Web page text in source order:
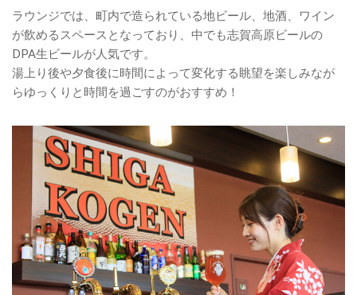
ラウンジでは、町内で造られている地ビール、地酒、ワイン
が飲めるスペースとなっており、中でも志賀高原ビールの
DPA生ビールが人気です。
湯上り後や夕食後に時間によって変化する眺望を楽しみなが
らゆっくりと時間を過ごすのがおすすめ！